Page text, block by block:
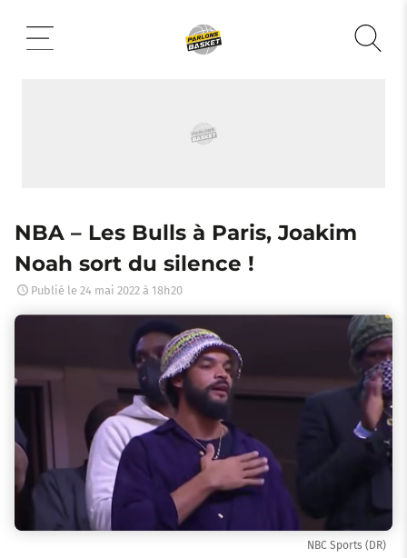
contenu
NBA – Les Bulls à Paris, Joakim
Noah sort du silence !
Publié le 24 mai 2022 à 18h20
NBC Sports (DR)